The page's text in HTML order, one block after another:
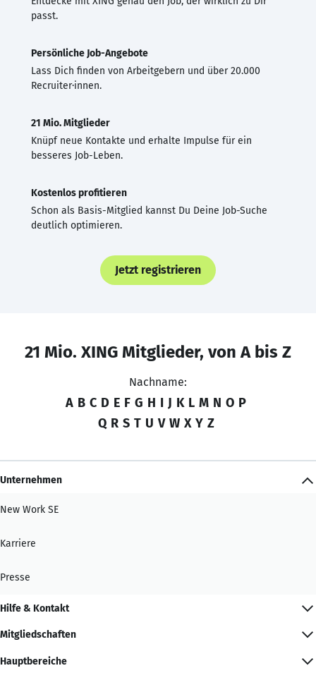
passt.
Persönliche Job-Angebote
Lass Dich finden von Arbeitgebern und über 20.000
Recruiter·innen.
21 Mio. Mitglieder
Knüpf neue Kontakte und erhalte Impulse für ein
besseres Job-Leben.
Kostenlos profitieren
Schon als Basis-Mitglied kannst Du Deine Job-Suche
deutlich optimieren.
Jetzt registrieren
21 Mio. XING Mitglieder, von A bis Z
Nachname:
A B C D E F G H I J K L M N O P
Q R S T U V W X Y Z
Unternehmen
New Work SE
Karriere
Presse
Hilfe & Kontakt
Mitgliedschaften
Hauptbereiche